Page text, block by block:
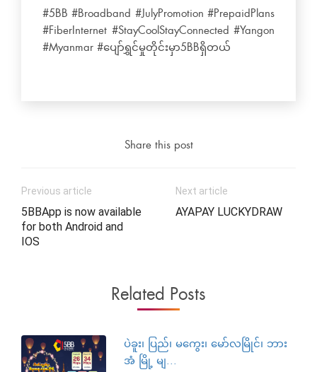
#5BB #Broadband #JulyPromotion #PrepaidPlans
#FiberInternet #StayCoolStayConnected #Yangon
#Myanmar #ပျော်ရွှင်မှုတိုင်းမှာ5BBရှိတယ်
Share this post
Previous article
5BBApp is now available
for both Android and
IOS
Next article
AYAPAY LUCKYDRAW
Related Posts
ပဲခူး၊ ပြည်၊ မကွေး၊ မော်လမြိုင်၊ ဘား
အံ မြို့ မျ...